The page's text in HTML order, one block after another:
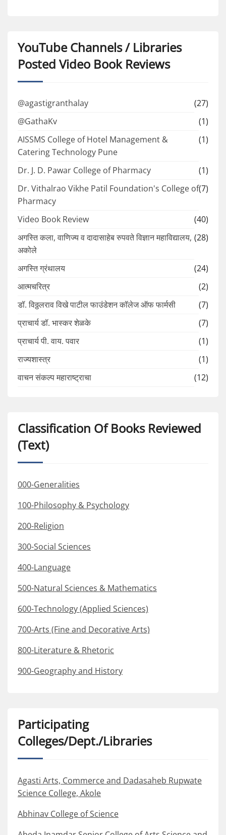
YouTube Channels / Libraries
Posted Video Book Reviews
@agastigranthalay
(27)
@GathaKv
(1)
AISSMS College of Hotel Management &
Catering Technology Pune
(1)
Dr. J. D. Pawar College of Pharmacy
(1)
Dr. Vithalrao Vikhe Patil Foundation's College of
Pharmacy
(7)
Video Book Review
(40)
अगस्ति कला, वाणिज्य व दादासाहेब रुपवते विज्ञान महाविद्यालय,
अकोले
(28)
अगस्ति ग्रंथालय
(24)
आत्मचरित्र
(2)
डॉ. विठ्ठलराव विखे पाटील फाउंडेशन कॉलेज ऑफ फार्मसी
(7)
प्राचार्य डॉ. भास्कर शेळके
(7)
प्राचार्य पी. वाय. पवार
(1)
राज्यशास्त्र
(1)
वाचन संकल्प महाराष्ट्राचा
(12)
Classification Of Books Reviewed
(Text)
000-Generalities
100-Philosophy & Psychology
200-Religion
300-Social Sciences
400-Language
500-Natural Sciences & Mathematics
600-Technology (Applied Sciences)
700-Arts (Fine and Decorative Arts)
800-Literature & Rhetoric
900-Geography and History
Participating
Colleges/Dept./Libraries
Agasti Arts, Commerce and Dadasaheb Rupwate
Science College, Akole
Abhinav College of Science